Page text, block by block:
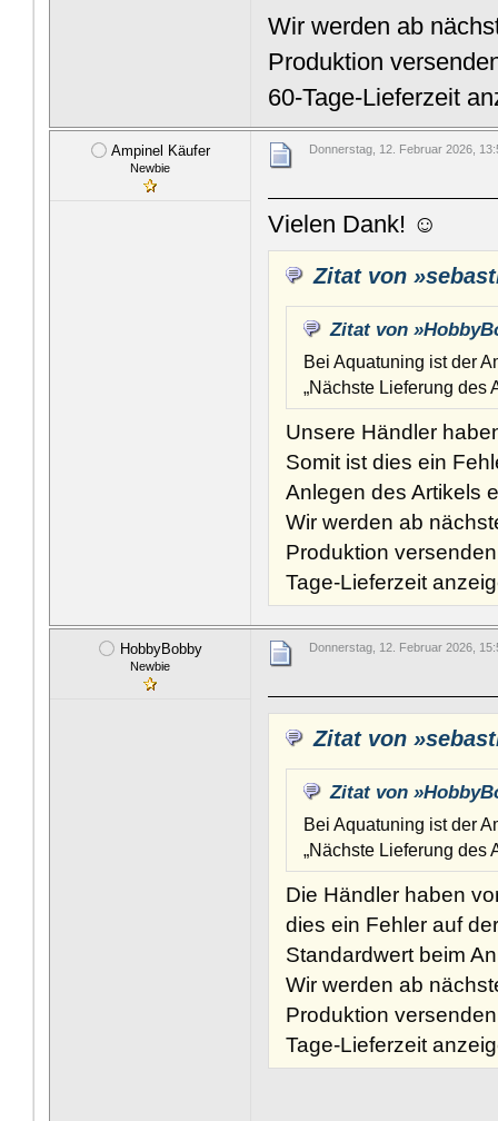
Wir werden ab
Produktion
60-Tage-Lieferzeit
Ampinel Käufer
Newbie
Donnerstag, 12. Februar 2026,
Vielen Dank! ☺️
Zitat von
Zitat von
Bei Aquatuning ist der
„Nächste Lieferung des
Unsere Händler
Somit ist dies ein
Anlegen des Artikels
Wir werden ab
Produktion
Tage-Lieferzeit
HobbyBobby
Newbie
Donnerstag, 12. Februar 2026,
Zitat von
Zitat von
Bei Aquatuning ist der
„Nächste Lieferung des
Die Händler haben
dies ein Fehler auf
Standardwert beim
Wir werden ab
Produktion
Tage-Lieferzeit